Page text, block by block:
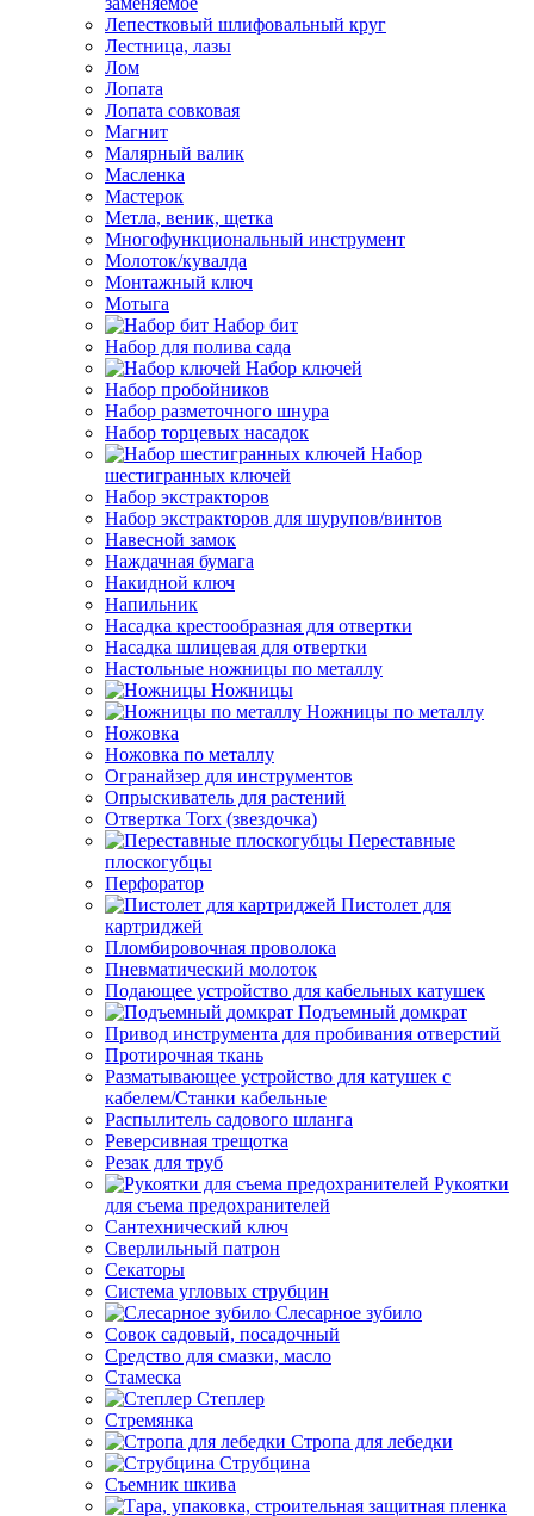
Лепестковый шлифовальный круг
Лестница, лазы
Лом
Лопата
Лопата совковая
Магнит
Малярный валик
Масленка
Мастерок
Метла, веник, щетка
Многофункциональный инструмент
Молоток/кувалда
Монтажный ключ
Мотыга
Набор бит
Набор для полива сада
Набор ключей
Набор пробойников
Набор разметочного шнура
Набор торцевых насадок
Набор
шестигранных ключей
Набор экстракторов
Набор экстракторов для шурупов/винтов
Навесной замок
Наждачная бумага
Накидной ключ
Напильник
Насадка крестообразная для отвертки
Насадка шлицевая для отвертки
Настольные ножницы по металлу
Ножницы
Ножницы по металлу
Ножовка
Ножовка по металлу
Огранайзер для инструментов
Опрыскиватель для растений
Отвертка Torx (звездочка)
Переставные
плоскогубцы
Перфоратор
Пистолет для
картриджей
Пломбировочная проволока
Пневматический молоток
Подающее устройство для кабельных катушек
Подъемный домкрат
Привод инструмента для пробивания отверстий
Протирочная ткань
Разматывающее устройство для катушек с
кабелем/Станки кабельные
Распылитель садового шланга
Реверсивная трещотка
Резак для труб
Рукоятки
для съема предохранителей
Сантехнический ключ
Сверлильный патрон
Секаторы
Система угловых струбцин
Слесарное зубило
Совок садовый, посадочный
Средство для смазки, масло
Стамеска
Степлер
Стремянка
Стропа для лебедки
Струбцина
Съемник шкива